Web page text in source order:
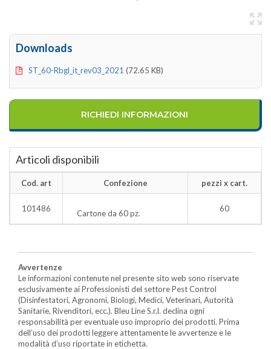
Downloads
ST_60-Rbgl_it_rev03_2021 (72.65 KB)
RICHIEDI INFORMAZIONI
Articoli disponibili
Cod. art Confezione pezzi x cart.
101486 Cartone da 60 pz. 60
Avvertenze
Le informazioni contenute nel presente sito web sono riservate
esclusivamente ai Professionisti del settore Pest Control
(Disinfestatori, Agronomi, Biologi, Medici, Veterinari, Autorità
Sanitarie, Rivenditori, ecc.). Bleu Line S.r.l. declina ogni
responsabilità per eventuale uso improprio dei prodotti. Prima
dell’uso dei prodotti leggere attentamente le avvertenze e le
modalità d’uso riportate in etichetta.